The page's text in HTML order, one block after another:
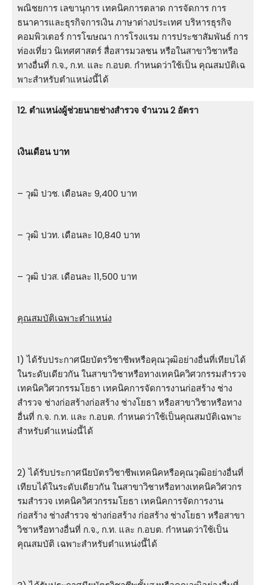
พณิชยการ เลขานุการ เทคนิคการตลาด การจัดการ การ
ธนาคารและธุรกิจการเงิน ภาษาต่างประเทศ บริหารธุรกิจ
คอมพิวเตอร์ การโฆษณา การโรงแรม การประชาสัมพันธ์ การ
ท่องเที่ยว นิเทศศาสตร์ สื่อสารมวลชน หรือในสาขาวิชาหรือ
ทางอื่นที่ ก.จ., ก.ท. และ ก.อบต. กําหนดว่าใช้เป็น คุณสมบัติเฉ
พาะสําหรับตําแหน่งนี้ได้
12. ตําแหน่งผู้ช่วยนายช่างสํารวจ จำนวน 2 อัตรา
เงินเดือน บาท
– วุฒิ ปวช. เดือนละ 9,400 บาท
– วุฒิ ปวท. เดือนละ 10,840 บาท
– วุฒิ ปวส. เดือนละ 11,500 บาท
คุณสมบัติเฉพาะตำแหน่ง
1) ได้รับประกาศนียบัตรวิชาชีพหรือคุณวุฒิอย่างอื่นที่เทียบได้
ในระดับเดียวกัน ในสาขาวิชาหรือทางเทคนิควิศวกรรมสํารวจ
เทคนิควิศวกรรมโยธา เทคนิคการจัดการงานก่อสร้าง ช่าง
สํารวจ ช่างก่อสร้างก่อสร้าง ช่างโยธา หรือสาขาวิชาหรือทาง
อื่นที่ ก.จ. ก.ท. และ ก.อบต. กําหนดว่าใช้เป็นคุณสมบัติเฉพาะ
สําหรับตําแหน่งนี้ได้
2) ได้รับประกาศนียบัตรวิชาชีพเทคนิคหรือคุณวุฒิอย่างอื่นที่
เทียบได้ในระดับเดียวกัน ในสาขาวิชาหรือทางเทคนิควิศวกร
รมสํารวจ เทคนิควิศวกรรมโยธา เทคนิคการจัดการงาน
ก่อสร้าง ช่างสํารวจ ช่างก่อสร้าง ก่อสร้าง ช่างโยธา หรือสาขา
วิชาหรือทางอื่นที่ ก.จ., ก.ท. และ ก.อบต. กําหนดว่าใช้เป็น
คุณสมบัติ เฉพาะสําหรับตําแหน่งนี้ได้